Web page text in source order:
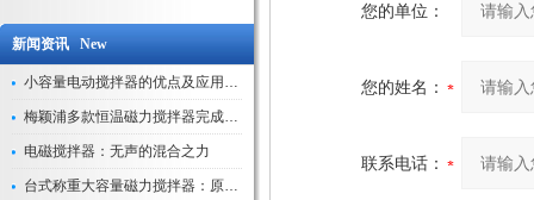
新闻资讯 New
小容量电动搅拌器的优点及应用解析
梅颖浦多款恒温磁力搅拌器完成技术迭代 数字化操控全面升级
电磁搅拌器：无声的混合之力
台式称重大容量磁力搅拌器：原理与应用解析
您的单位：
您的姓名：
联系电话：